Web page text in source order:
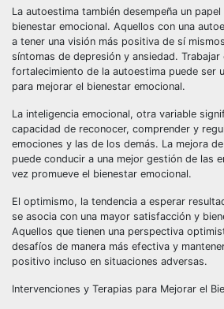
La autoestima también desempeña un
bienestar emocional. Aquellos con una
a tener una visión más positiva de sí
síntomas de depresión y ansiedad.
fortalecimiento de la autoestima puede ser
para mejorar el bienestar emocional.
La inteligencia emocional, otra variable
capacidad de reconocer, comprender y
emociones y las de los demás. La mejora
puede conducir a una mejor gestión de las
vez promueve el bienestar emocional.
El optimismo, la tendencia a esperar
se asocia con una mayor satisfacción y
Aquellos que tienen una perspectiva
desafíos de manera más efectiva y
positivo incluso en situaciones adversas.
Intervenciones y Terapias para Mejorar el